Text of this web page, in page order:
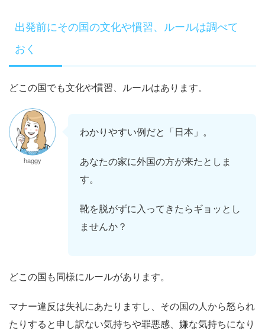
出発前にその国の文化や慣習、ルールは調べて
おく
どこの国でも文化や慣習、ルールはあります。
haggy
わかりやすい例だと「日本」。
あなたの家に外国の方が来たとしま
す。
靴を脱がずに入ってきたらギョッとし
ませんか？
どこの国も同様にルールがあります。
マナー違反は失礼にあたりますし、その国の人から怒られ
たりすると申し訳ない気持ちや罪悪感、嫌な気持ちになり